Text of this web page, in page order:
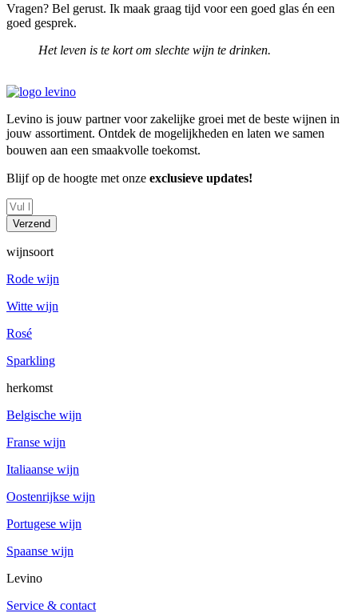
Vragen? Bel gerust. Ik maak graag tijd voor een goed glas én een
goed gesprek.
Het leven is te kort om slechte wijn te drinken.
Levino is jouw partner voor zakelijke groei met de beste wijnen in
jouw assortiment. Ontdek de mogelijkheden en laten we samen
bouwen aan een smaakvolle toekomst.
Blijf op de hoogte met onze exclusieve updates!
Verzend
wijnsoort
Rode wijn
Witte wijn
Rosé
Sparkling
herkomst
Belgische wijn
Franse wijn
Italiaanse wijn
Oostenrijkse wijn
Portugese wijn
Spaanse wijn
Levino
Service & contact